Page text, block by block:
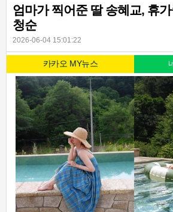
엄마가 찍어준 딸 송혜교, 휴
청순
2026-06-04 15:01:22
카카오 MY뉴스